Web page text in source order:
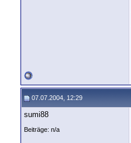
07.07.2004, 12:29
sumi88
Beiträge: n/a